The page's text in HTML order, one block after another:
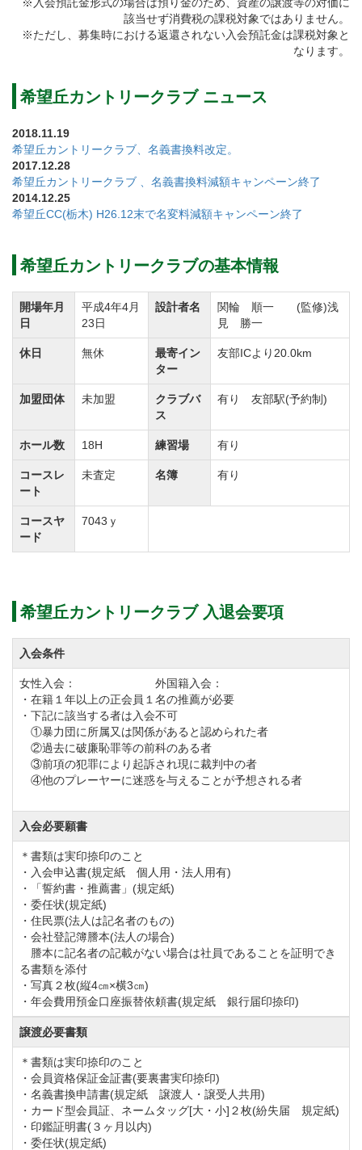
該当せず消費税の課税対象ではありません。
※ただし、募集時における返還されない入会預託金は課税対象と
なります。
希望丘カントリークラブ ニュース
2018.11.19
希望丘カントリークラブ、名義書換料改定。
2017.12.28
希望丘カントリークラブ 、名義書換料減額キャンペーン終了
2014.12.25
希望丘CC(栃木) H26.12末で名変料減額キャンペーン終了
希望丘カントリークラブの基本情報
開場年月
日
平成4年4月
23日
設計者名
関輪 順一 (監修)浅
見 勝一
休日 無休
最寄イン
ター
友部ICより20.0km
加盟団体 未加盟
クラブバ
ス
有り 友部駅(予約制)
ホール数 18H 練習場 有り
コースレ
ート
未査定 名簿 有り
コースヤ
ード
7043ｙ
希望丘カントリークラブ 入退会要項
入会条件
女性入会： 外国籍入会：
・在籍１年以上の正会員１名の推薦が必要
・下記に該当する者は入会不可
①暴力団に所属又は関係があると認められた者
②過去に破廉恥罪等の前科のある者
③前項の犯罪により起訴され現に裁判中の者
④他のプレーヤーに迷惑を与えることが予想される者
入会必要願書
＊書類は実印捺印のこと
・入会申込書(規定紙 個人用・法人用有)
・「誓約書・推薦書」(規定紙)
・委任状(規定紙)
・住民票(法人は記名者のもの)
・会社登記簿謄本(法人の場合)
謄本に記名者の記載がない場合は社員であることを証明でき
る書類を添付
・写真２枚(縦4㎝×横3㎝)
・年会費用預金口座振替依頼書(規定紙 銀行届印捺印)
譲渡必要書類
＊書類は実印捺印のこと
・会員資格保証金証書(要裏書実印捺印)
・名義書換申請書(規定紙 譲渡人・譲受人共用)
・カード型会員証、ネームタッグ[大・小]２枚(紛失届 規定紙)
・印鑑証明書(３ヶ月以内)
・委任状(規定紙)